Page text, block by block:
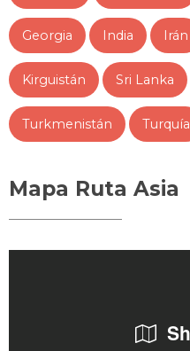
Georgia India Irán
Kirguistán Sri Lanka
Turkmenistán Turquía
Mapa Ruta Asia